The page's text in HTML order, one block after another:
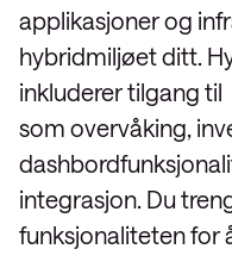
applikasjoner og
hybridmiljøet ditt.
inkluderer tilgang
som overvåking,
integrasjon. Du
funksjonaliteten for